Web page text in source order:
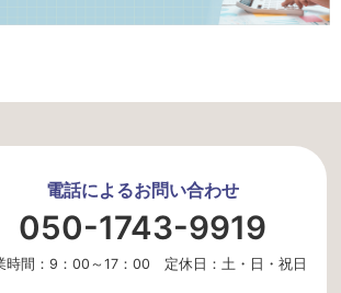
電話によるお問い合わせ
050-1743-9919
時間：9：00～17：00 定休日：土・日・祝日